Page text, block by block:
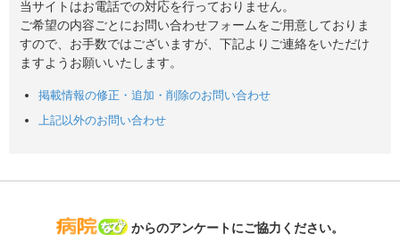
当サイトはお電話での対応を行っておりません。
ご希望の内容ごとにお問い合わせフォームをご用意しておりま
すので、お手数ではございますが、下記よりご連絡をいただけ
ますようお願いいたします。
掲載情報の修正・追加・削除のお問い合わせ
上記以外のお問い合わせ
病院なび
からのアンケートにご協力ください。